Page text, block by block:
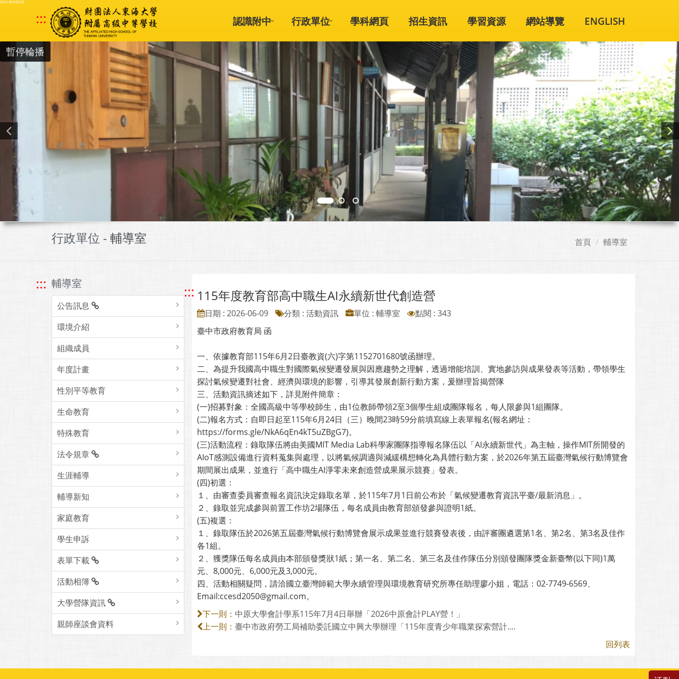
跳到主要內容區塊
::: 認識附中 行政單位 學科網頁 招生資訊 學習資源 網站導覽 ENGLISH
暫停輪播
行政單位 - 輔導室 首頁 輔導室
::: 輔導室
公告訊息
環境介紹
組織成員
年度計畫
性別平等教育
生命教育
特殊教育
法令規章
生涯輔導
輔導新知
家庭教育
學生申訴
表單下載
活動相簿
大學營隊資訊
親師座談會資料
::: 115年度教育部高中職生AI永續新世代創造營
日期 : 2026-06-09 分類 : 活動資訊 單位 : 輔導室
點閱 : 343
臺中市政府教育局 函
一、依據教育部115年6月2日臺教資(六)字第1152701680號函辦理。
二、為提升我國高中職生對國際氣候變遷發展與因應趨勢之理解，透過增能培訓、實地參訪與成果發表等活動，帶領學生
探討氣候變遷對社會、經濟與環境的影響，引導其發展創新行動方案，爰辦理旨揭營隊
三、活動資訊摘述如下，詳見附件簡章：
(一)招募對象：全國高級中等學校師生，由1位教師帶領2至3個學生組成團隊報名，每人限參與1組團隊。
(二)報名方式：自即日起至115年6月24日（三）晚間23時59分前填寫線上表單報名(報名網址：
https://forms.gle/NkA6qEn4kT5uZBgG7)。
(三)活動流程：錄取隊伍將由美國MIT Media Lab科學家團隊指導報名隊伍以「AI永續新世代」為主軸，操作MIT所開發的
AIoT感測設備進行資料蒐集與處理，以將氣候調適與減緩構想轉化為具體行動方案，於2026年第五屆臺灣氣候行動博覽會
期間展出成果，並進行「高中職生AI淨零未來創造營成果展示競賽」發表。
(四)初選：
１、由審查委員審查報名資訊決定錄取名單，於115年7月1日前公布於「氣候變遷教育資訊平臺/最新消息」。
２、錄取並完成參與前置工作坊2場隊伍，每名成員由教育部頒發參與證明1紙。
(五)複選：
１、錄取隊伍於2026第五屆臺灣氣候行動博覽會展示成果並進行競賽發表後，由評審團遴選第1名、第2名、第3名及佳作
各1組。
２、獲獎隊伍每名成員由本部頒發獎狀1紙；第一名、第二名、第三名及佳作隊伍分別頒發團隊獎金新臺幣(以下同)1萬
元、8,000元、6,000元及3,000元。
四、活動相關疑問，請洽國立臺灣師範大學永續管理與環境教育研究所專任助理廖小姐，電話：02-7749-6569、
Email:ccesd2050@gmail.com。
下一則： 中原大學會計學系115年7月4日舉辦「2026中原會計PLAY營！」
上一則： 臺中市政府勞工局補助委託國立中興大學辦理「115年度青少年職業探索營計....
回列表